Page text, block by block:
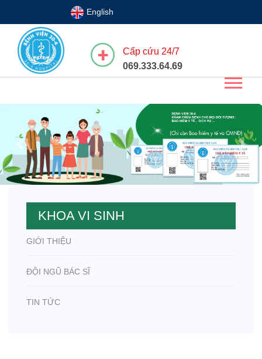
English
Cấp cứu 24/7
069.333.64.69
Previous Next
KHOA VI SINH
GIỚI THIỆU
ĐỘI NGŨ BÁC SĨ
TIN TỨC